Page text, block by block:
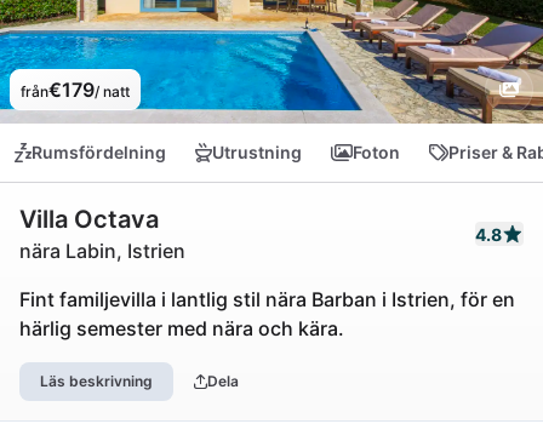
från€179/ natt
Rumsfördelning Utrustning Foton Priser &
Villa Octava
nära Labin, Istrien
4.8
Fint familjevilla i lantlig stil nära Barban i Istrien, för en
härlig semester med nära och kära.
Läs beskrivning Dela